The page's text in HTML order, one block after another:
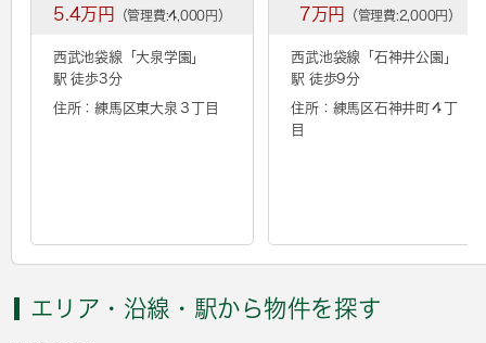
5.4万円 （管理費:4,000円）
西武池袋線「大泉学園 」
駅 徒歩3分
住所：練馬区東大泉３丁目
7万円 （管理費:2,000円）
西武池袋線「 石神井公園 」
駅 徒歩9分
住所：練馬区石神井町４丁
目
エリア・沿線・駅から物件を探す